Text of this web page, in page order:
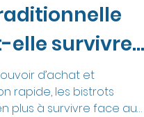
elle survivre
prix ?d’achat et
rapide, les bistrots
plus à survivre face aux